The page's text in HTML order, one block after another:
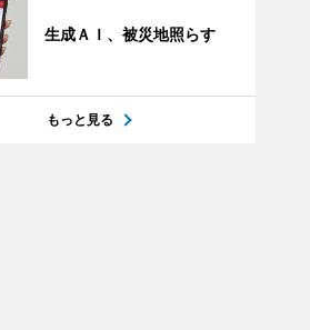
生成ＡＩ、被災地照らす
もっと見る